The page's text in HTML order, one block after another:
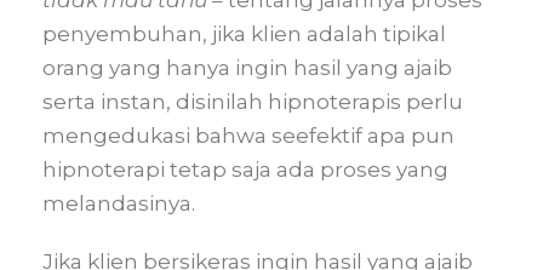
penyembuhan, jika klien adalah tipikal
orang yang hanya ingin hasil yang ajaib
serta instan, disinilah hipnoterapis perlu
mengedukasi bahwa seefektif apa pun
hipnoterapi tetap saja ada proses yang
melandasinya.
Jika klien bersikeras ingin hasil yang ajaib